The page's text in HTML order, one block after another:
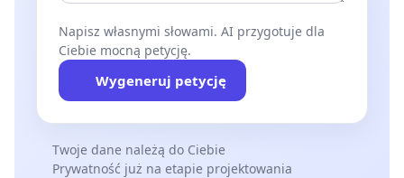
Napisz własnymi słowami. AI przygotuje dla
Ciebie mocną petycję.
Wygeneruj petycję
Twoje dane należą do Ciebie
Prywatność już na etapie projektowania